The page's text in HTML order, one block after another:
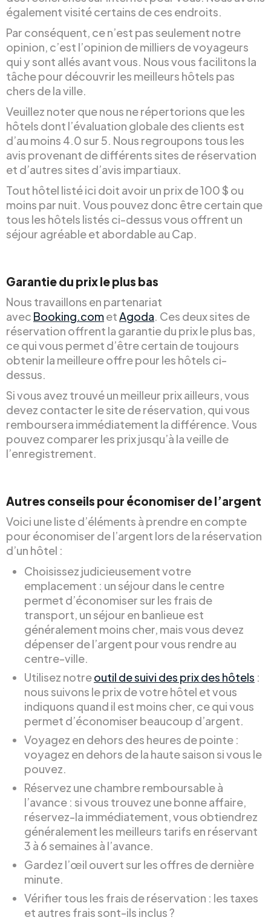
également visité certains de ces endroits.
Par conséquent, ce n’est pas seulement notre
opinion, c’est l’opinion de milliers de voyageurs
qui y sont allés avant vous. Nous vous facilitons la
tâche pour découvrir les meilleurs hôtels pas
chers de la ville.
Veuillez noter que nous ne répertorions que les
hôtels dont l’évaluation globale des clients est
d’au moins 4.0 sur 5. Nous regroupons tous les
avis provenant de différents sites de réservation
et d’autres sites d’avis impartiaux.
Tout hôtel listé ici doit avoir un prix de 100 $ ou
moins par nuit. Vous pouvez donc être certain que
tous les hôtels listés ci-dessus vous offrent un
séjour agréable et abordable au Cap.
Garantie du prix le plus bas
Nous travaillons en partenariat
avec Booking.cometAgoda. Ces deux sites de
réservation offrent la garantie du prix le plus bas,
ce qui vous permet d’être certain de toujours
obtenir la meilleure offre pour les hôtels ci-
dessus.
Si vous avez trouvé un meilleur prix ailleurs, vous
devez contacter le site de réservation, qui vous
remboursera immédiatement la différence. Vous
pouvez comparer les prix jusqu’à la veille de
l’enregistrement.
Autres conseils pour économiser de l’argent
Voici une liste d’éléments à prendre en compte
pour économiser de l’argent lors de la réservation
d’un hôtel :
Choisissez judicieusement votre
emplacement : un séjour dans le centre
permet d’économiser sur les frais de
transport, un séjour en banlieue est
généralement moins cher, mais vous devez
dépenser de l’argent pour vous rendre au
centre-ville.
Utilisez notreoutil de suivi des prix des hôtels :
nous suivons le prix de votre hôtel et vous
indiquons quand il est moins cher, ce qui vous
permet d’économiser beaucoup d’argent.
Voyagez en dehors des heures de pointe :
voyagez en dehors de la haute saison si vous le
pouvez.
Réservez une chambre remboursable à
l’avance : si vous trouvez une bonne affaire,
réservez-la immédiatement, vous obtiendrez
généralement les meilleurs tarifs en réservant
3 à 6 semaines à l’avance.
Gardez l’œil ouvert sur les offres de dernière
minute.
Vérifier tous les frais de réservation : les taxes
et autres frais sont-ils inclus ?